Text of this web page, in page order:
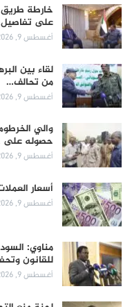
خارطة طريق
على
أغسطس 9, 2026
لقاء بين
من تحالف…
أغسطس 9, 2026
والي
حصوله
أغسطس 9, 2026
أسعار
أغسطس 9, 2026
مناوي:
للقانون
أغسطس 9, 2026